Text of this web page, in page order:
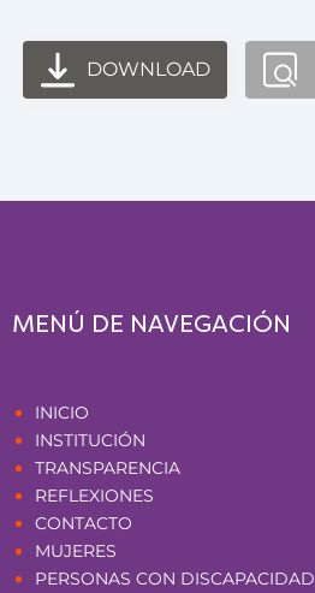
DOWNLOAD
MENÚ DE NAVEGACIÓN
INICIO
INSTITUCIÓN
TRANSPARENCIA
REFLEXIONES
CONTACTO
MUJERES
PERSONAS CON DISCAPACIDAD